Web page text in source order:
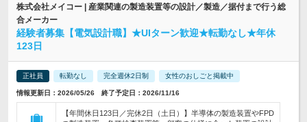
株式会社メイコー | 産業関連の製造装置等の設計／製造／据付まで行う総
合メーカー
経験者募集【電気設計職】★UIターン歓迎★転勤なし★年休
123日
正社員 転勤なし 完全週休2日制 女性のおしごと掲載中
情報更新日：2026/05/26 終了予定日：2026/11/16
【年間休日123日／完休2日（土日）】半導体の製造装置やFPD